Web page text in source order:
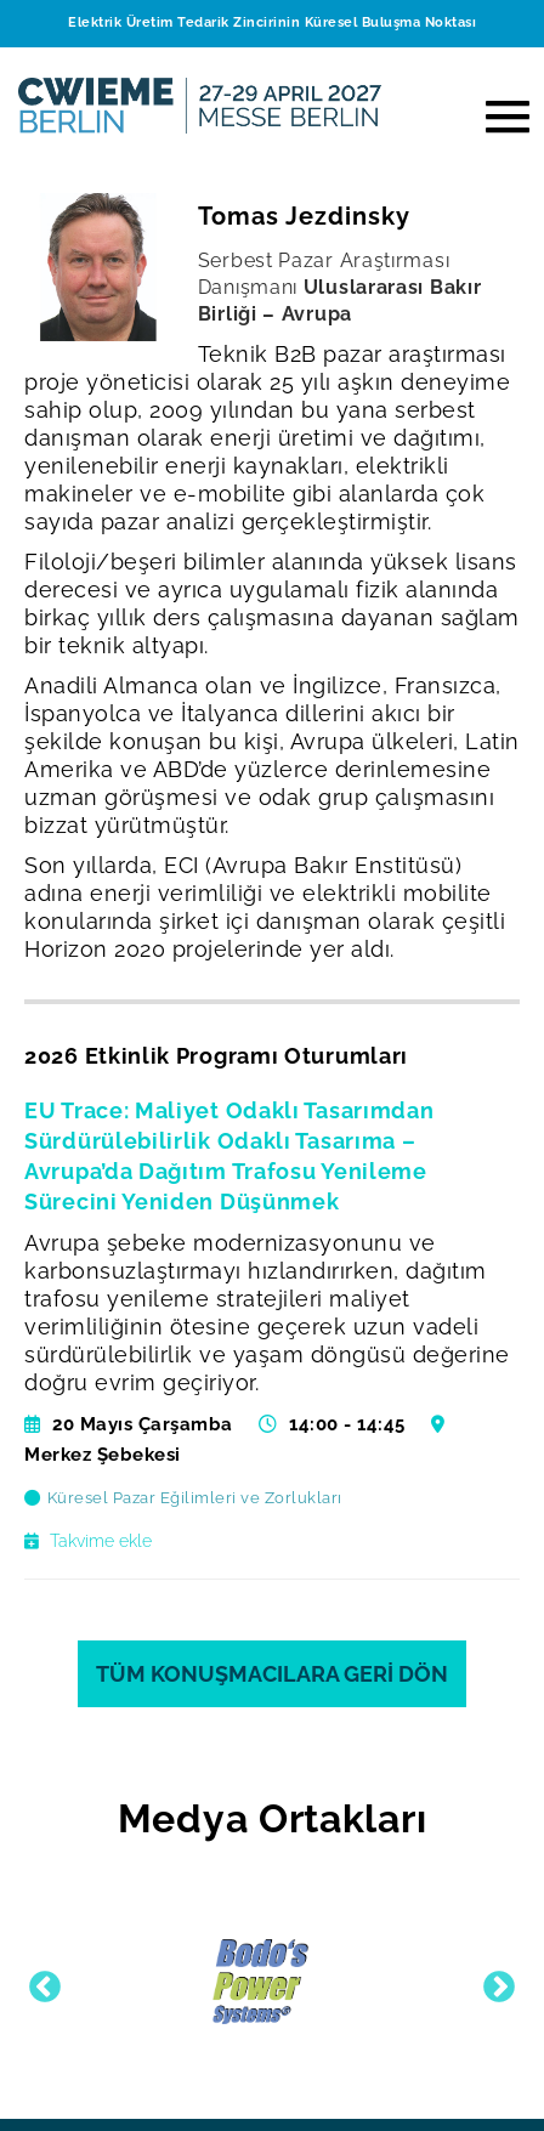
Elektrik Üretim Tedarik Zincirinin Küresel Buluşma Noktası
Tomas Jezdinsky
Serbest Pazar Araştırması
Danışmanı Uluslararası Bakır
Birliği – Avrupa
Teknik B2B pazar araştırması
proje yöneticisi olarak 25 yılı aşkın deneyime
sahip olup, 2009 yılından bu yana serbest
danışman olarak enerji üretimi ve dağıtımı,
yenilenebilir enerji kaynakları, elektrikli
makineler ve e-mobilite gibi alanlarda çok
sayıda pazar analizi gerçekleştirmiştir.
Filoloji/beşeri bilimler alanında yüksek lisans
derecesi ve ayrıca uygulamalı fizik alanında
birkaç yıllık ders çalışmasına dayanan sağlam
bir teknik altyapı.
Anadili Almanca olan ve İngilizce, Fransızca,
İspanyolca ve İtalyanca dillerini akıcı bir
şekilde konuşan bu kişi, Avrupa ülkeleri, Latin
Amerika ve ABD’de yüzlerce derinlemesine
uzman görüşmesi ve odak grup çalışmasını
bizzat yürütmüştür.
Son yıllarda, ECI (Avrupa Bakır Enstitüsü)
adına enerji verimliliği ve elektrikli mobilite
konularında şirket içi danışman olarak çeşitli
Horizon 2020 projelerinde yer aldı.
2026 Etkinlik Programı Oturumları
EU Trace: Maliyet Odaklı Tasarımdan
Sürdürülebilirlik Odaklı Tasarıma –
Avrupa’da Dağıtım Trafosu Yenileme
Sürecini Yeniden Düşünmek
Avrupa şebeke modernizasyonunu ve
karbonsuzlaştırmayı hızlandırırken, dağıtım
trafosu yenileme stratejileri maliyet
verimliliğinin ötesine geçerek uzun vadeli
sürdürülebilirlik ve yaşam döngüsü değerine
doğru evrim geçiriyor.
20 Mayıs Çarşamba
14:00 - 14:45
Merkez Şebekesi
Küresel Pazar Eğilimleri ve Zorlukları
Takvime ekle
TÜM KONUŞMACILARA GERİ DÖN
Medya Ortakları